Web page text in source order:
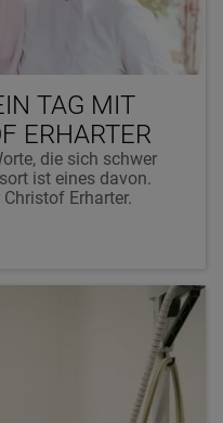
TAG MIT
ERHARTER
die sich schwer
ist eines davon.
Erharter.